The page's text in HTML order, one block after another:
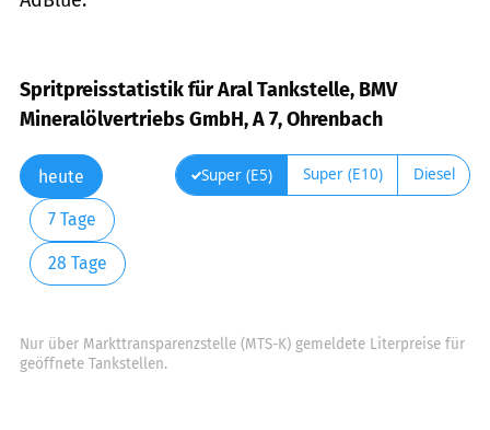
Spritpreisstatistik für Aral Tankstelle, BMV
Mineralölvertriebs GmbH, A 7, Ohrenbach
heute
7 Tage
28 Tage
Super (E5) Super (E10) Diesel
Nur über Markttransparenzstelle (MTS-K) gemeldete Literpreise für
geöffnete Tankstellen.